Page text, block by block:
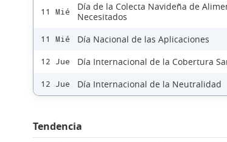
11 Mié
Día de la Colecta Navideña de
Necesitados
11 Mié Día Nacional de las Aplicaciones
12 Jue Día Internacional de la Cobertura
12 Jue Día Internacional de la Neutralidad
Tendencia